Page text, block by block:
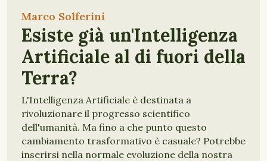
Marco Solferini
Esiste già un'Intelligenza
Artificiale al di fuori della
Terra?
L'Intelligenza Artificiale è destinata a
rivoluzionare il progresso scientifico
dell'umanità. Ma fino a che punto questo
cambiamento trasformativo è casuale? Potrebbe
inserirsi nella normale evoluzione della nostra